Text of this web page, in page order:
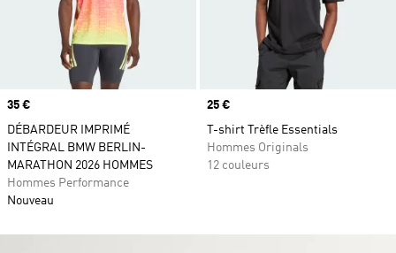
Prix
35 €
DÉBARDEUR IMPRIMÉ
INTÉGRAL BMW BERLIN-
MARATHON 2026 HOMMES
Hommes Performance
Nouveau
Prix
25 €
T-shirt Trèfle Essentials
Hommes Originals
12 couleurs